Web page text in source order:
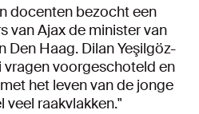
docenten bezocht een
van Ajax de minister van
Den Haag. Dilan Yeşilgöz-
vragen voorgeschoteld en
het leven van de jonge
veel raakvlakken."